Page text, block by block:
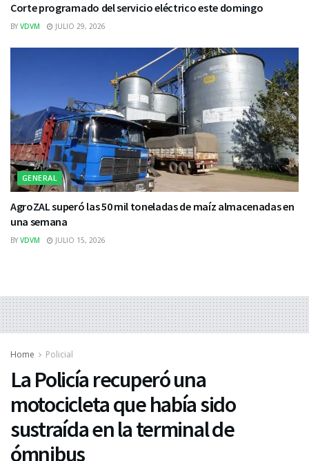
Corte programado del servicio eléctrico este domingo
BY VDVM JULIO 29, 2026
GENERAL
AgroZAL superó las 50 mil toneladas de maíz almacenadas en
una semana
BY VDVM JULIO 15, 2026
Home Policial
La Policía recuperó una
motocicleta que había sido
sustraída en la terminal de
ómnibus